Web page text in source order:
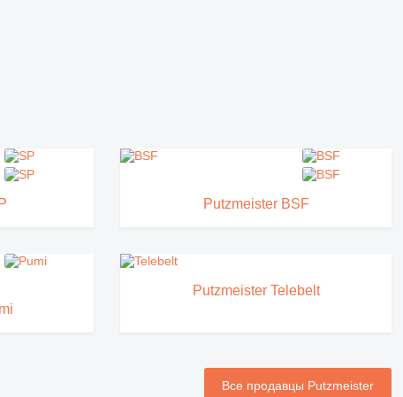
Putzmeister BSF
Putzmeister Telebelt
Все продавцы Putzmeister